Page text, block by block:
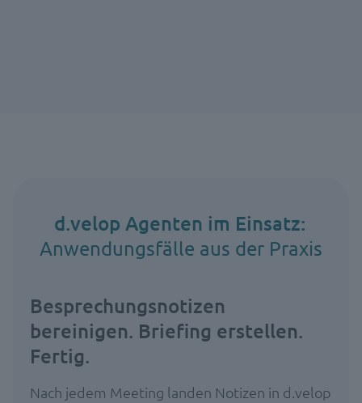
d.velop Agenten im Einsatz:
Anwendungsfälle aus der Praxis
Besprechungsnotizen
bereinigen. Briefing erstellen.
Fertig.
Nach jedem Meeting landen Notizen in d.velop